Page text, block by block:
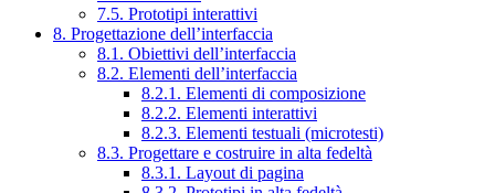
7.5. Prototipi interattivi
8. Progettazione dell’interfaccia
8.1. Obiettivi dell’interfaccia
8.2. Elementi dell’interfaccia
8.2.1. Elementi di composizione
8.2.2. Elementi interattivi
8.2.3. Elementi testuali (microtesti)
8.3. Progettare e costruire in alta fedeltà
8.3.1. Layout di pagina